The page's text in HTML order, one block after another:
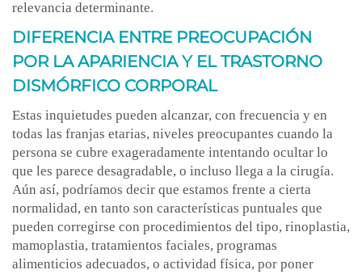
relevancia determinante.
DIFERENCIA ENTRE PREOCUPACIÓN
POR LA APARIENCIA Y EL TRASTORNO
DISMÓRFICO CORPORAL
Estas inquietudes pueden alcanzar, con frecuencia y en
todas las franjas etarias, niveles preocupantes cuando la
persona se cubre exageradamente intentando ocultar lo
que les parece desagradable, o incluso llega a la cirugía.
Aún así, podríamos decir que estamos frente a cierta
normalidad, en tanto son características puntuales que
pueden corregirse con procedimientos del tipo, rinoplastia,
mamoplastia, tratamientos faciales, programas
alimenticios adecuados, o actividad física, por poner